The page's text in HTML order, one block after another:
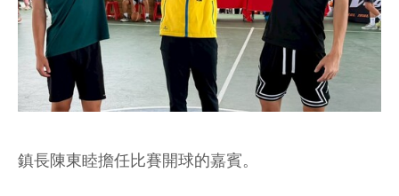
鎮長陳東睦擔任比賽開球的嘉賓。